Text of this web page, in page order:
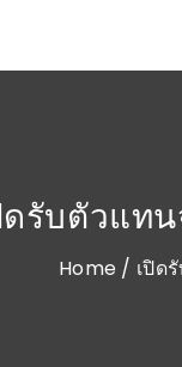
ดรับตัวแท
Home / เปิด